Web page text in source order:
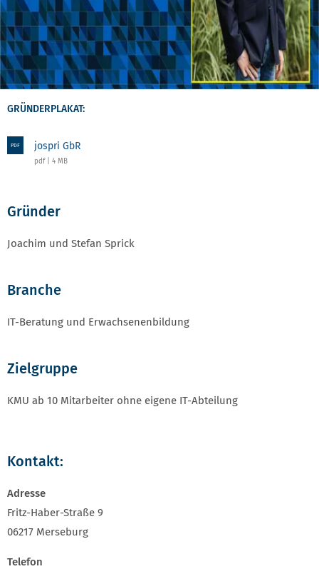
GRÜNDERPLAKAT:
PDF jospri GbR
pdf | 4 MB
Gründer
Joachim und Stefan Sprick
Branche
IT-Beratung und Erwachsenenbildung
Zielgruppe
KMU ab 10 Mitarbeiter ohne eigene IT-Abteilung
Kontakt:
Adresse
Fritz-Haber-Straße 9
06217 Merseburg
Telefon